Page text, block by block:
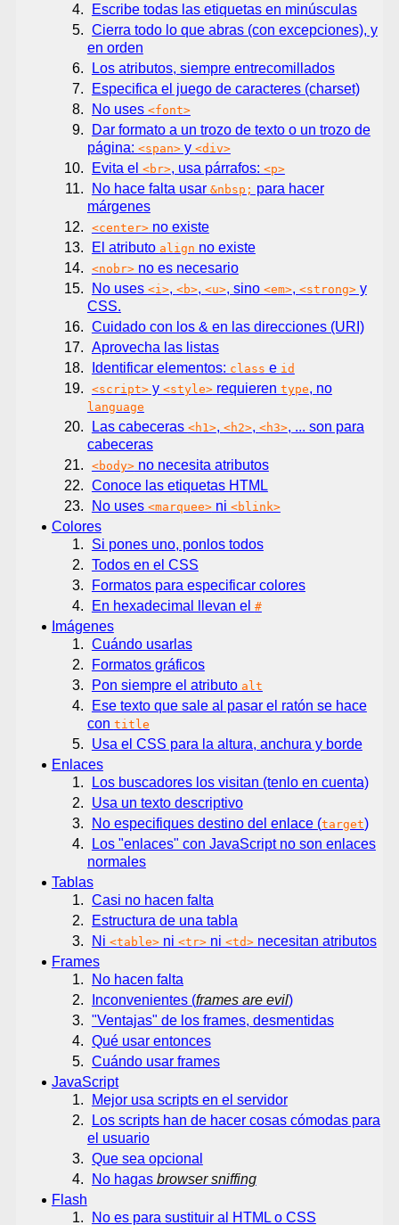
Escribe todas las etiquetas en minúsculas
Cierra todo lo que abras (con excepciones), y
en orden
Los atributos, siempre entrecomillados
Especifica el juego de caracteres (charset)
No uses <font>
Dar formato a un trozo de texto o un trozo de
página: <span>y <div>
Evita el <br>, usa párrafos: <p>
No hace falta usar &nbsp; para hacer
márgenes
<center>no existe
El atributo align no existe
<nobr>no es necesario
No uses <i>, <b>, <u>, sino <em>, <strong>y
CSS.
Cuidado con los & en las direcciones (URI)
Aprovecha las listas
Identificar elementos: class e id
<script>y <style>requieren type, no
language
Las cabeceras <h1>, <h2>, <h3>, ... son para
cabeceras
<body>no necesita atributos
Conoce las etiquetas HTML
No uses <marquee>ni <blink>
Colores
Si pones uno, ponlos todos
Todos en el CSS
Formatos para especificar colores
En hexadecimal llevan el #
Imágenes
Cuándo usarlas
Formatos gráficos
Pon siempre el atributo alt
Ese texto que sale al pasar el ratón se hace
con title
Usa el CSS para la altura, anchura y borde
Enlaces
Los buscadores los visitan (tenlo en cuenta)
Usa un texto descriptivo
No especifiques destino del enlace (target)
Los "enlaces" con JavaScript no son enlaces
normales
Tablas
Casi no hacen falta
Estructura de una tabla
Ni <table>ni <tr>ni <td>necesitan atributos
Frames
No hacen falta
Inconvenientes (frames are evil)
"Ventajas" de los frames, desmentidas
Qué usar entonces
Cuándo usar frames
JavaScript
Mejor usa scripts en el servidor
Los scripts han de hacer cosas cómodas para
el usuario
Que sea opcional
No hagas browser sniffing
Flash
No es para sustituir al HTML o CSS